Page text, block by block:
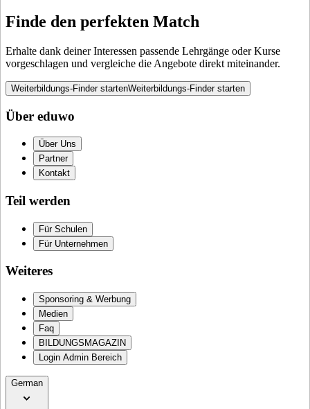
Finde den perfekten Match
Erhalte dank deiner Interessen passende Lehrgänge oder Kurse
vorgeschlagen und vergleiche die Angebote direkt miteinander.
Weiterbildungs-Finder startenWeiterbildungs-Finder starten
Über eduwo
Über Uns
Partner
Kontakt
Teil werden
Für Schulen
Für Unternehmen
Weiteres
Sponsoring & Werbung
Medien
Faq
BILDUNGSMAGAZIN
Login Admin Bereich
German